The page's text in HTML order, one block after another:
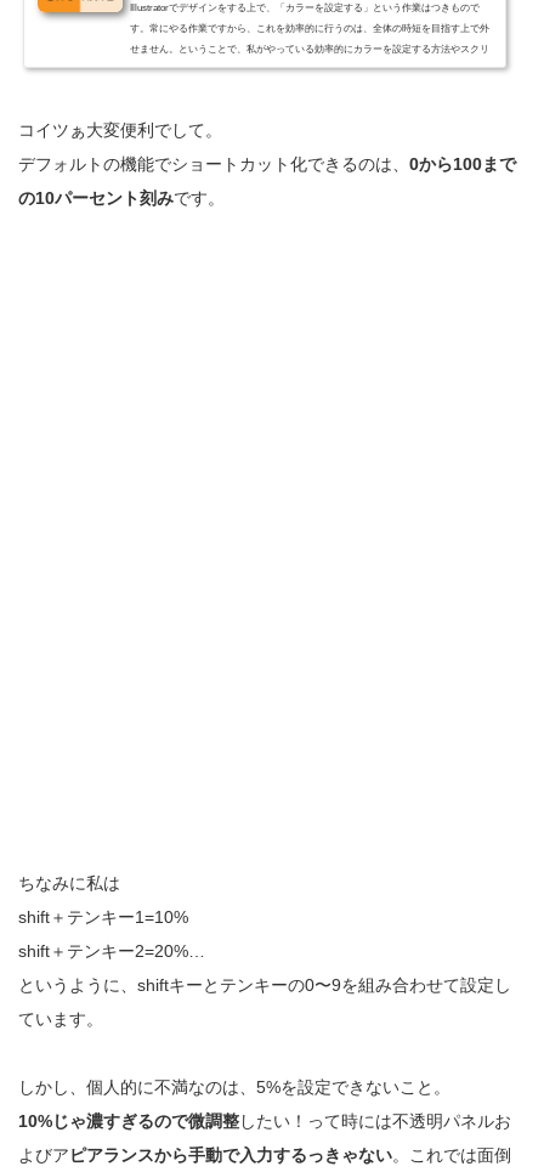
Illustratorでデザインをする上で、「カラーを設定する」という作業はつきもので
す。常にやる作業ですから、これを効率的に行うのは、全体の時短を目指す上で外
せません。ということで、私がやっている効率的にカラーを設定する方法やスクリ
プトを全3回に分けてご紹介。関連記事・色設定をサクサク【1】基本ショートカッ
定をサクサク【4】グローバルカラーの濃度変更をショ...
コイツぁ大変便利でして。
デフォルトの機能でショートカット化できるのは、 0から100まで
の10パーセント刻みです。
ちなみに私は
shift＋テンキー1=10%
shift＋テンキー2=20%…
というように、shiftキーとテンキーの0〜9を組み合わせて設定し
ています。
しかし、個人的に不満なのは、5%を設定できないこと。
10%じゃ濃すぎるので微調整したい！って時には不透明パネルお
よびアピアランスから手動で入力するっきゃない。これでは面倒